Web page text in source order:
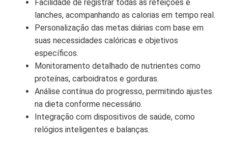
Facilidade de registrar todas as refeições e
lanches, acompanhando as calorias em tempo real.
Personalização das metas diárias com base em
suas necessidades calóricas e objetivos
específicos.
Monitoramento detalhado de nutrientes como
proteínas, carboidratos e gorduras.
Análise contínua do progresso, permitindo ajustes
na dieta conforme necessário.
Integração com dispositivos de saúde, como
relógios inteligentes e balanças.